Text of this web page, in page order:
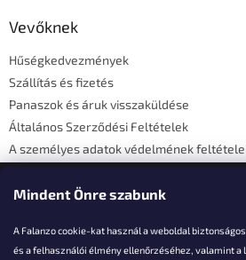
Mindent Önre szabunk
A Falanzo cookie-kat használ a weboldal
és a felhasználói élmény ellenőrzéséhez, valamint a
Vevőknek
Hűségkedvezmények
Szállítás és fizetés
Panaszok és áruk visszaküldése
Általános Szerződési Feltételek
A személyes adatok védelmének
Elérhetőségi adatok